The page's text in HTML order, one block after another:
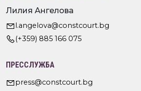
Лилия Ангелова
l.angelova@constcourt.bg
(+359) 885 166 075
ПРЕССЛУЖБА
press@constcourt.bg